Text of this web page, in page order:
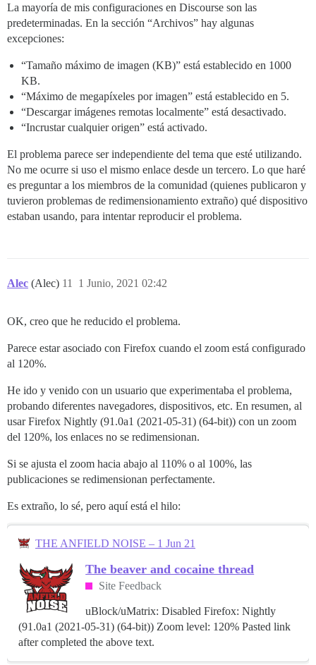
La mayoría de mis configuraciones en Discourse son las
predeterminadas. En la sección “Archivos” hay algunas
excepciones:
“Tamaño máximo de imagen (KB)” está establecido en 1000
KB.
“Máximo de megapíxeles por imagen” está establecido en 5.
“Descargar imágenes remotas localmente” está desactivado.
“Incrustar cualquier origen” está activado.
El problema parece ser independiente del tema que esté utilizando.
No me ocurre si uso el mismo enlace desde un tercero. Lo que haré
es preguntar a los miembros de la comunidad (quienes publicaron y
tuvieron problemas de redimensionamiento extraño) qué dispositivo
estaban usando, para intentar reproducir el problema.
Alec (Alec) 1 Junio, 2021 02:42
11
OK, creo que he reducido el problema.
Parece estar asociado con Firefox cuando el zoom está configurado
al 120%.
He ido y venido con un usuario que experimentaba el problema,
probando diferentes navegadores, dispositivos, etc. En resumen, al
usar Firefox Nightly (91.0a1 (2021-05-31) (64-bit)) con un zoom
del 120%, los enlaces no se redimensionan.
Si se ajusta el zoom hacia abajo al 110% o al 100%, las
publicaciones se redimensionan perfectamente.
Es extraño, lo sé, pero aquí está el hilo:
THE ANFIELD NOISE – 1 Jun 21
The beaver and cocaine thread
Site Feedback
uBlock/uMatrix: Disabled Firefox: Nightly
(91.0a1 (2021-05-31) (64-bit)) Zoom level: 120% Pasted link
after completed the above text.